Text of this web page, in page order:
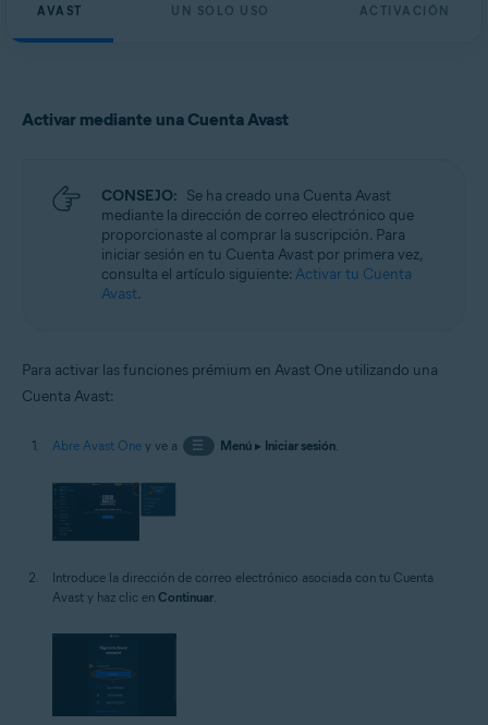
AVAST
UN SOLO USO
ACTIVACIÓN
Activar mediante una Cuenta Avast
CONSEJO: Se ha creado una Cuenta Avast
mediante la dirección de correo electrónico que
proporcionaste al comprar la suscripción. Para
iniciar sesión en tu Cuenta Avast por primera vez,
consulta el artículo siguiente: Activar tu Cuenta
Avast.
Para activar las funciones prémium en Avast One utilizando una
Cuenta Avast:
Abre Avast One y ve a ☰ Menú▸ Iniciar sesión.
Introduce la dirección de correo electrónico asociada con tu Cuenta
Avast y haz clic en Continuar